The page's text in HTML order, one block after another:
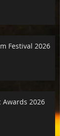
Festival 2026
Awards 2026